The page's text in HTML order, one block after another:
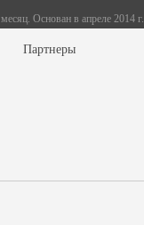
Основан в апреле 2014 г.
Партнеры